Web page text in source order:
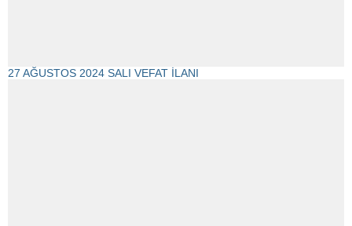
27 AĞUSTOS 2024 SALI VEFAT İLANI